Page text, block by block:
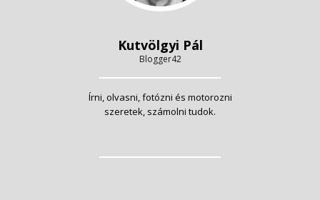
Kutvölgyi Pál
Blogger42
Írni, olvasni, fotózni és motorozni
szeretek, számolni tudok.